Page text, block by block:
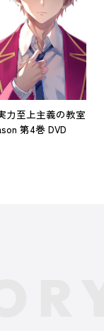
力至上主義の教室
第4巻 DVD